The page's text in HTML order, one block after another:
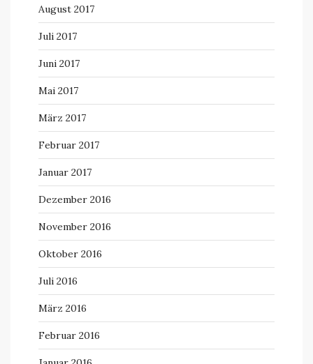
August 2017
Juli 2017
Juni 2017
Mai 2017
März 2017
Februar 2017
Januar 2017
Dezember 2016
November 2016
Oktober 2016
Juli 2016
März 2016
Februar 2016